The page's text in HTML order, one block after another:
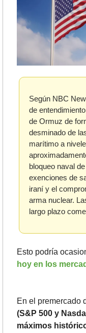
Según NBC
de
de Ormuz de
desminado de
marítimo a
bloqueo naval
exenciones de
iraní y el
arma nuclear.
largo plazo
Esto podría
hoy en los
En el premercado
(S&P 500 y
máximos